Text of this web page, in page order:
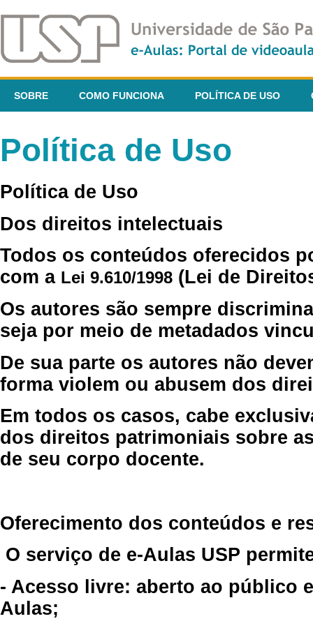
SOBRE COMO FUNCIONA POLÍTICA DE USO
Política de Uso
Política de Uso
Dos direitos intelectuais
Todos os conteúdos oferecidos
com a Lei 9.610/1998 (Lei de
Os autores são sempre
seja por meio de metadados
De sua parte os autores não
forma violem ou abusem dos
Em todos os casos, cabe
dos direitos patrimoniais sobre
de seu corpo docente.
Oferecimento dos conteúdos e
O serviço de e-Aulas USP
- Acesso livre: aberto ao público
Aulas;